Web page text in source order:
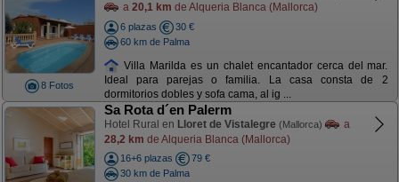
8 Fotos
a 20,1 km de Alqueria Blanca (Mallorca)
6 plazas
30 €
60 km de Palma
Villa Marilda es un chalet encantador cerca del mar.
Ideal para parejas o familia. La casa consta de 2
dormitorios dobles y sofa cama, al ig ...
Sa Rota d´en Palerm
Hotel Rural en Lloret de Vistalegre (Mallorca)
a
28,2 km de Alqueria Blanca (Mallorca)
16+6 plazas
79 €
30 km de Palma